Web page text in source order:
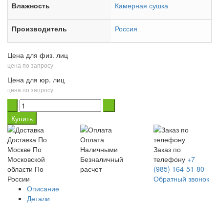
Влажность Камерная сушка
Производитель Россия
Цена для физ. лиц
цена по запросу
Цена для юр. лиц
цена по запросу
Купить
Доставка По
Москве По
Московской
области По
России
Оплата
Наличными
Безналичный
расчет
Заказ по
телефону +7
(985) 164-51-80
Обратный звонок
Описание
Детали